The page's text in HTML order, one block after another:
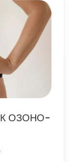
ОЗОНО-